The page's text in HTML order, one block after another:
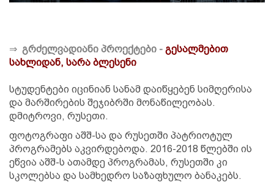
⇒ გრძელვადიანი პროექტები - გესალმებით
სახლიდან, სარა ბლესენი
სტუდენტები იცინიან სანამ დაიწყებენ სიმღერისა
და მარშირების შეჯიბრში მონაწილეობას.
დმიტროვი, რუსეთი.
ფოტოგრაფი აშშ-სა და რუსეთში პატრიოტულ
პროგრამებს აკვირდებოდა. 2016-2018 წლებში ის
ეწვია აშშ-ს ათამდე პროგრამას, რუსეთში კი
სკოლებსა და სამხედრო საზაფხულო ბანაკებს.